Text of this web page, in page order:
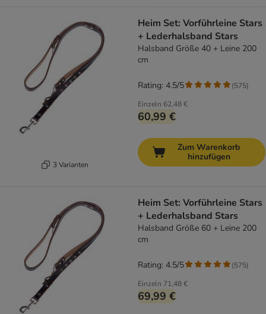
3 Varianten
Heim Set: Vorführleine Stars
+ Lederhalsband Stars
Halsband Größe 40 + Leine 200
cm
Einzeln 62,48 €
60,99 €
Rating: 4.5/5 (575)
Zum Warenkorb
hinzufügen
Heim Set: Vorführleine Stars
+ Lederhalsband Stars
Halsband Größe 60 + Leine 200
cm
Einzeln 71,48 €
69,99 €
Rating: 4.5/5 (575)